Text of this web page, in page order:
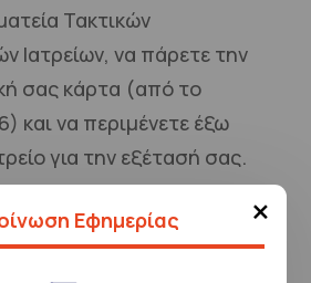
×
Εφημερίας
Τακτικών
Ιατρείων, να πάρετε την
σας κάρτα (από το
και να περιμένετε έξω
για την εξέτασή σας.
Ιατρεία παρακαλείστε να